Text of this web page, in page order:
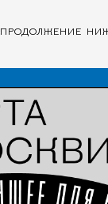
ПРОДОЛЖЕНИЕ